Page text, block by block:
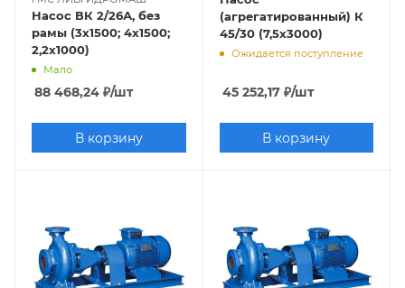
Насос ВК 2/26А, без
рамы (3х1500; 4х1500;
2,2х1000)
Мало
88 468,24 ₽/шт
В корзину
(агрегатированный) К
45/30 (7,5х3000)
Ожидается поступление
45 252,17₽/шт
В корзину